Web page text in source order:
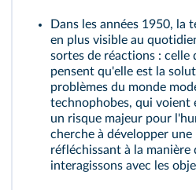
Dans les années 1950, la
en plus visible au
sortes de réactions : celle
pensent qu'elle est la
problèmes du monde
technophobes, qui voient
un risque majeur pour
cherche à développer
réfléchissant à la manière
interagissons avec les